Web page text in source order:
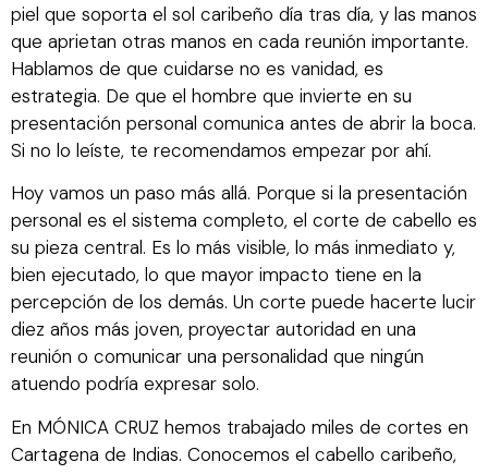
piel que soporta el sol caribeño día tras día, y las manos
que aprietan otras manos en cada reunión importante.
Hablamos de que cuidarse no es vanidad, es
estrategia. De que el hombre que invierte en su
presentación personal comunica antes de abrir la boca.
Si no lo leíste, te recomendamos empezar por ahí.
Hoy vamos un paso más allá. Porque si la presentación
personal es el sistema completo, el corte de cabello es
su pieza central. Es lo más visible, lo más inmediato y,
bien ejecutado, lo que mayor impacto tiene en la
percepción de los demás. Un corte puede hacerte lucir
diez años más joven, proyectar autoridad en una
reunión o comunicar una personalidad que ningún
atuendo podría expresar solo.
En MÓNICA CRUZ hemos trabajado miles de cortes en
Cartagena de Indias. Conocemos el cabello caribeño,